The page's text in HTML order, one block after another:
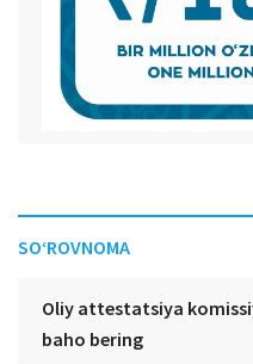
SO‘ROVNOMA
Oliy attestatsiya
baho bering